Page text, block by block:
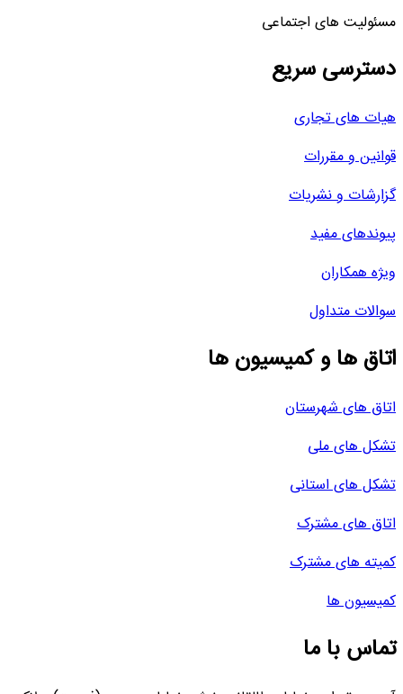
مسئولیت های اجتماعی
دسترسی سریع
هیات های تجاری
قوانین و مقررات
گزارشات و نشریات
پیوندهای مفید
ویژه همکاران
سوالات متداول
اتاق ها و کمیسیون ها
اتاق های شهرستان
تشکل های ملی
تشکل های استانی
اتاق های مشترک
کمیته های مشترک
کمیسیون ها
تماس با ما